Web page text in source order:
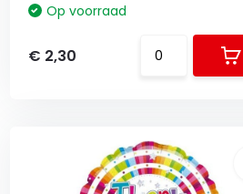
Op voorraad
€ 2,30